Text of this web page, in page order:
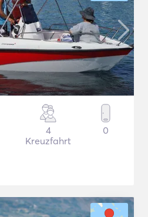
4
Kreuzfahrt
0